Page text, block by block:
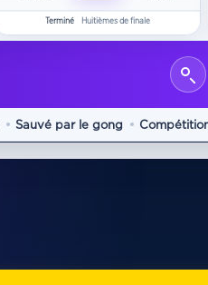
Terminé Huitièmes de finale
Sauvé par le gong